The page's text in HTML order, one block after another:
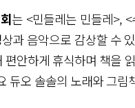
는 <민들레는 민들레>,
과 음악으로 감상할 수
편안하게 휴식하며 책을
듀오 솔솔의 노래와 그림